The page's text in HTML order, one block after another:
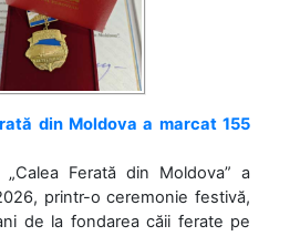
din Moldova a marcat 155
Ferată din Moldova” a
printr-o ceremonie festivă,
de la fondarea căii ferate pe